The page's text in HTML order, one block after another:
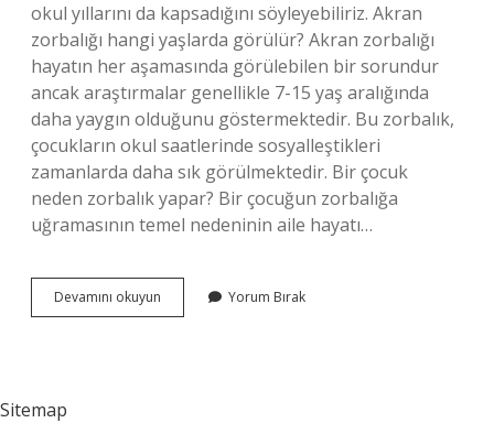
okul yıllarını da kapsadığını söyleyebiliriz. Akran
zorbalığı hangi yaşlarda görülür? Akran zorbalığı
hayatın her aşamasında görülebilen bir sorundur
ancak araştırmalar genellikle 7-15 yaş aralığında
daha yaygın olduğunu göstermektedir. Bu zorbalık,
çocukların okul saatlerinde sosyalleştikleri
zamanlarda daha sık görülmektedir. Bir çocuk
neden zorbalık yapar? Bir çocuğun zorbalığa
uğramasının temel nedeninin aile hayatı…
Devamını okuyun Zorbalık
Ne
Yorum Bırak
Sitemap